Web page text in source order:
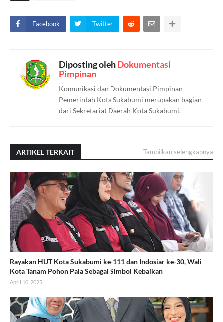
Facebook Twitter
Diposting olehDokumentasi
Pimpinan
Komunikasi dan Dokumentasi Pimpinan
Pemerintah Kota Sukabumi merupakan bagian
dari Sekretariat Daerah Kota Sukabumi.
ARTIKEL TERKAIT Tampilkan selengkapnya
Rayakan HUT Kota Sukabumi ke-111 dan Indosiar ke-30, Wali
Kota Tanam Pohon Pala Sebagai Simbol Kebaikan
April 10, 2025